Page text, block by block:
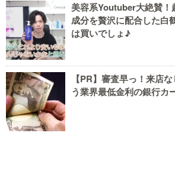
美容系Youtuber大絶賛！
成分を贅沢に配合した白
は買いでしょ♪
【PR】審査早っ！来店
う業界最低金利の銀行